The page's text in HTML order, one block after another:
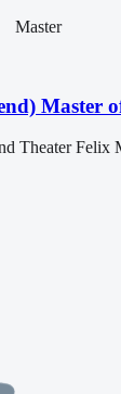
Master
Master
Theater Felix